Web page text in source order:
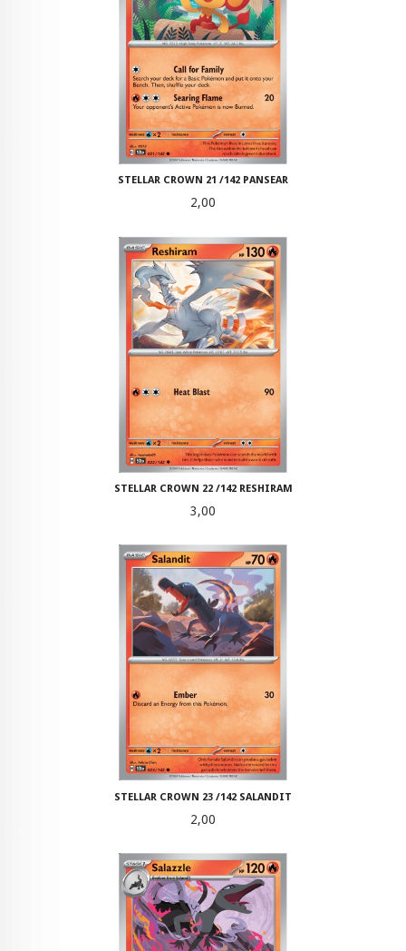
STELLAR CROWN 21 /142 PANSEAR
Pris
2,00
STELLAR CROWN 22 /142 RESHIRAM
Pris
3,00
STELLAR CROWN 23 /142 SALANDIT
Pris
2,00